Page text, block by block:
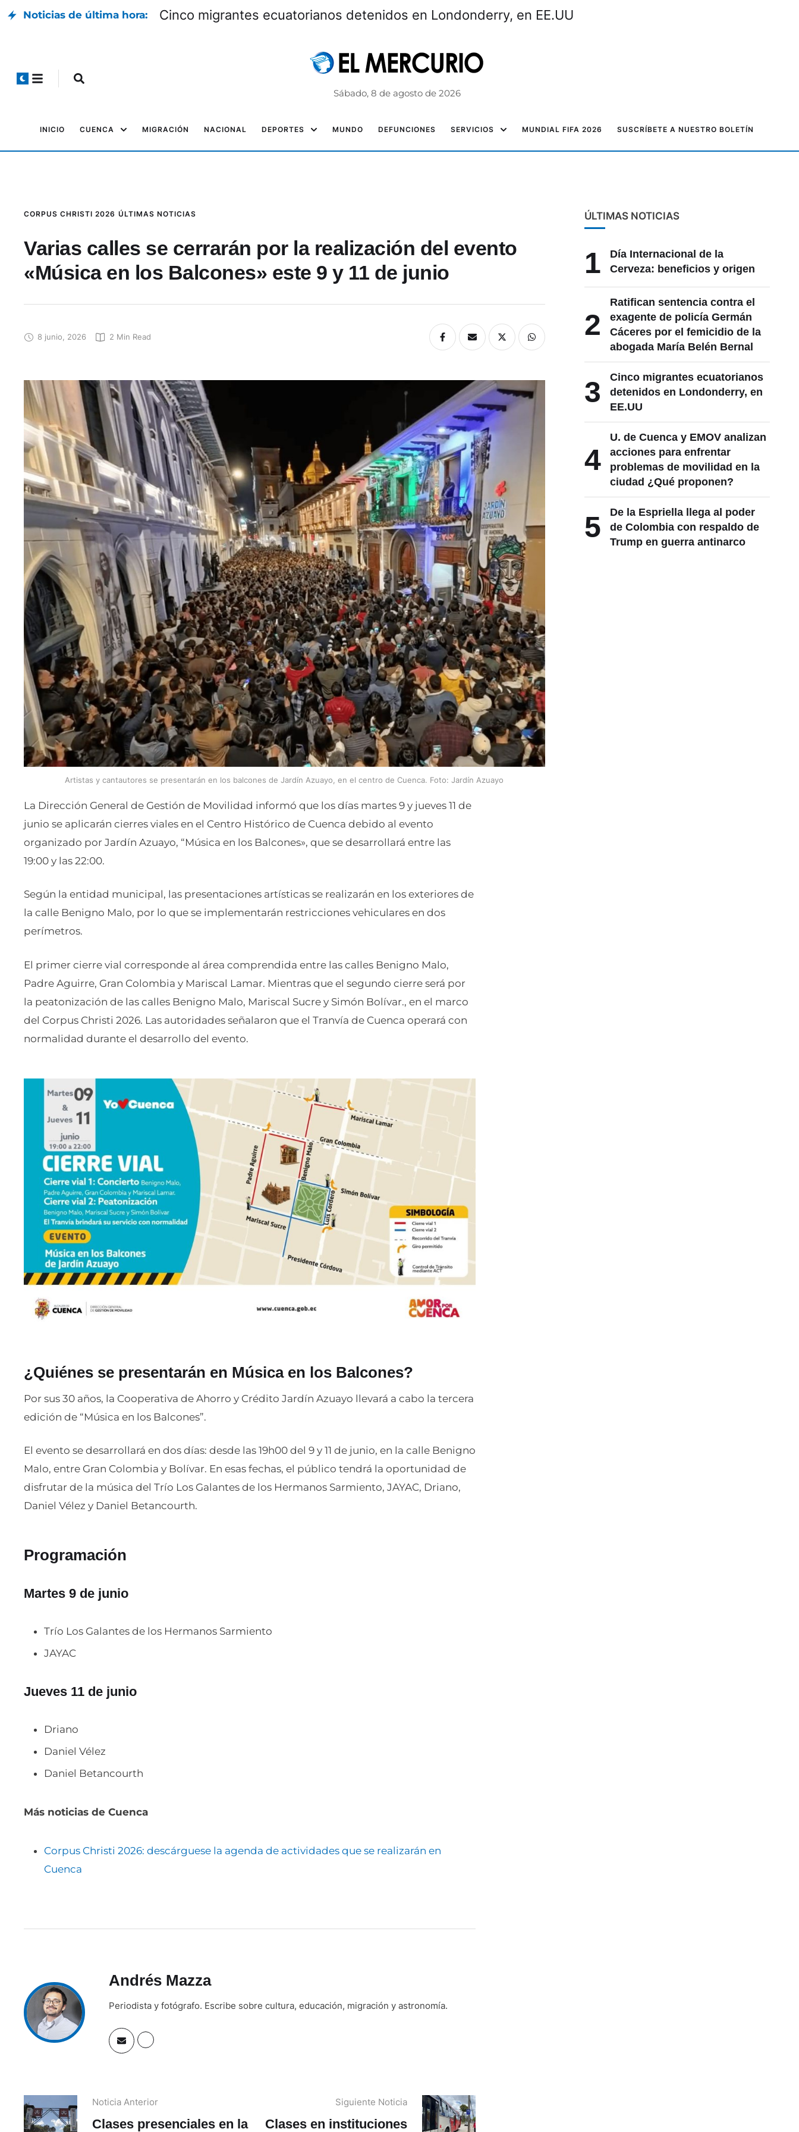
Noticias de última hora: Cinco migrantes ecuatorianos detenidos en Londonderry, en EE.UU
Sábado, 8 de agosto de 2026
INICIO CUENCA MIGRACIÓN NACIONAL DEPORTES MUNDO DEFUNCIONES SERVICIOS MUNDIAL FIFA 2026 SUSCRÍBETE A NUESTRO BOLETÍN
CORPUS CHRISTI 2026 ÚLTIMAS NOTICIAS
Varias calles se cerrarán por la realización del evento
«Música en los Balcones» este 9 y 11 de junio
8 junio, 2026 2 Min Read
Artistas y cantautores se presentarán en los balcones de Jardín Azuayo, en el centro de Cuenca. Foto: Jardín Azuayo
La Dirección General de Gestión de Movilidad informó que los días martes 9 y jueves 11 de
junio se aplicarán cierres viales en el Centro Histórico de Cuenca debido al evento
organizado por Jardín Azuayo, “Música en los Balcones», que se desarrollará entre las
19:00 y las 22:00.
Según la entidad municipal, las presentaciones artísticas se realizarán en los exteriores de
la calle Benigno Malo, por lo que se implementarán restricciones vehiculares en dos
perímetros.
El primer cierre vial corresponde al área comprendida entre las calles Benigno Malo,
Padre Aguirre, Gran Colombia y Mariscal Lamar. Mientras que el segundo cierre será por
la peatonización de las calles Benigno Malo, Mariscal Sucre y Simón Bolívar., en el marco
del Corpus Christi 2026. Las autoridades señalaron que el Tranvía de Cuenca operará con
normalidad durante el desarrollo del evento.
¿Quiénes se presentarán en Música en los Balcones?
Por sus 30 años, la Cooperativa de Ahorro y Crédito Jardín Azuayo llevará a cabo la tercera
edición de “Música en los Balcones”.
El evento se desarrollará en dos días: desde las 19h00 del 9 y 11 de junio, en la calle Benigno
Malo, entre Gran Colombia y Bolívar. En esas fechas, el público tendrá la oportunidad de
disfrutar de la música del Trío Los Galantes de los Hermanos Sarmiento, JAYAC, Driano,
Daniel Vélez y Daniel Betancourth.
Programación
Martes 9 de junio
Trío Los Galantes de los Hermanos Sarmiento
JAYAC
Jueves 11 de junio
Driano
Daniel Vélez
Daniel Betancourth
Más noticias de Cuenca
Corpus Christi 2026: descárguese la agenda de actividades que se realizarán en
Cuenca
Andrés Mazza
Periodista y fotógrafo. Escribe sobre cultura, educación, migración y astronomía.
Noticia Anterior
Clases presenciales en la
Siguiente Noticia
Clases en instituciones
ÚLTIMAS NOTICIAS
1
Día Internacional de la
Cerveza: beneficios y origen
2
Ratifican sentencia contra el
exagente de policía Germán
Cáceres por el femicidio de la
abogada María Belén Bernal
3
Cinco migrantes ecuatorianos
detenidos en Londonderry, en
EE.UU
4
U. de Cuenca y EMOV analizan
acciones para enfrentar
problemas de movilidad en la
ciudad ¿Qué proponen?
5
De la Espriella llega al poder
de Colombia con respaldo de
Trump en guerra antinarco